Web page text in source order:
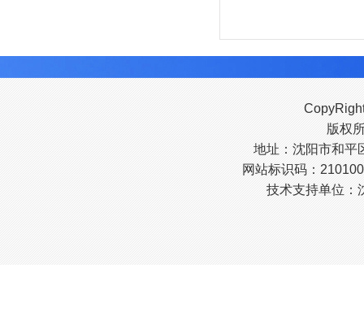
版权
地址：沈阳市和平
网站标识码：
技术支持单位：